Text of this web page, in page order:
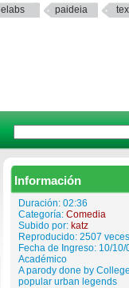
elabs paideia
Información
Duración: 02:36
Categoría: Comedia
Subido por: katz
Reproducido: 2507 veces
Fecha de Ingreso: 10/10/
Académico
A parody done by
popular urban legends